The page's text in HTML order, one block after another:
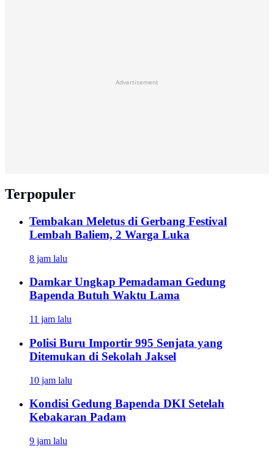
Advertisement
Terpopuler
Tembakan Meletus di Gerbang Festival
Lembah Baliem, 2 Warga Luka
8 jam lalu
Damkar Ungkap Pemadaman Gedung
Bapenda Butuh Waktu Lama
11 jam lalu
Polisi Buru Importir 995 Senjata yang
Ditemukan di Sekolah Jaksel
10 jam lalu
Kondisi Gedung Bapenda DKI Setelah
Kebakaran Padam
9 jam lalu